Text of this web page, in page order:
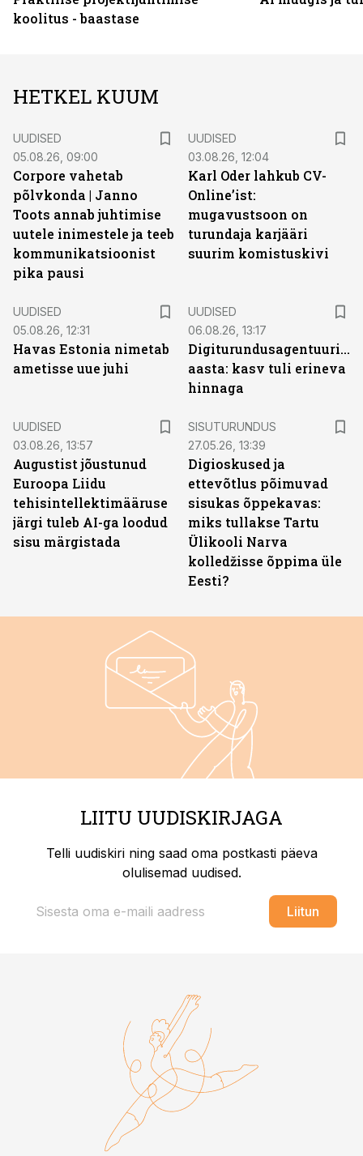
koolitus - baastase
HETKEL KUUM
UUDISED
05.08.26, 09:00
Corpore vahetab
põlvkonda | Janno
Toots annab juhtimise
uutele inimestele ja teeb
kommunikatsioonist
pika pausi
UUDISED
03.08.26, 12:04
Karl Oder lahkub CV-
Online’ist:
mugavustsoon on
turundaja karjääri
suurim komistuskivi
UUDISED
05.08.26, 12:31
Havas Estonia nimetab
ametisse uue juhi
UUDISED
06.08.26, 13:17
Digiturundusagentuuride
aasta: kasv tuli erineva
hinnaga
UUDISED
03.08.26, 13:57
Augustist jõustunud
Euroopa Liidu
tehisintellektimääruse
järgi tuleb AI-ga loodud
sisu märgistada
SISUTURUNDUS
27.05.26, 13:39
Digioskused ja
ettevõtlus põimuvad
sisukas õppekavas:
miks tullakse Tartu
Ülikooli Narva
kolledžisse õppima üle
Eesti?
LIITU UUDISKIRJAGA
Telli uudiskiri ning saad oma postkasti päeva
olulisemad uudised.
Liitun